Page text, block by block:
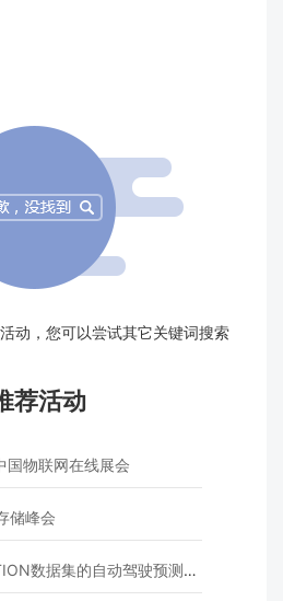
动，您可以尝试其它关键词搜索
荐活动
物联网在线展会
储峰会
据集的自动驾驶预测模型挑战赛